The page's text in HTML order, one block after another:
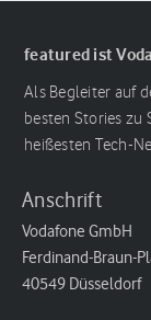
featured ist
Als Begleiter auf
besten Stories zu
heißesten Tech-
Anschrift
Vodafone GmbH
Ferdinand-Braun-
40549 Düsseldorf